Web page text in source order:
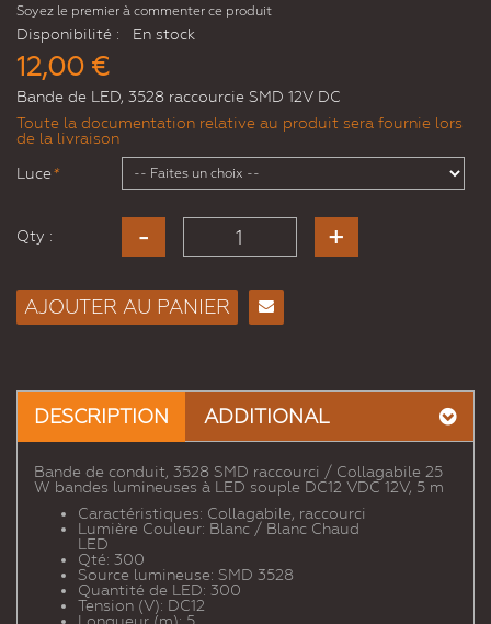
Soyez le premier à commenter ce produit
Disponibilité : En stock
12,00 €
Bande de LED, 3528 raccourcie SMD 12V DC
Toute la documentation relative au produit sera fournie lors
de la livraison
*
Luce
Qty :
AJOUTER AU PANIER
DESCRIPTION ADDITIONAL
Bande de conduit, 3528 SMD raccourci / Collagabile 25
W bandes lumineuses à LED souple DC12 VDC 12V, 5 m
Caractéristiques: Collagabile, raccourci
Lumière Couleur: Blanc / Blanc Chaud
LED
Qté: 300
Source lumineuse: SMD 3528
Quantité de LED: 300
Tension (V): DC12